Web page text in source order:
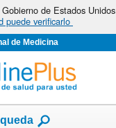
de Estados Unidos
puede verificarlo
de Medicina